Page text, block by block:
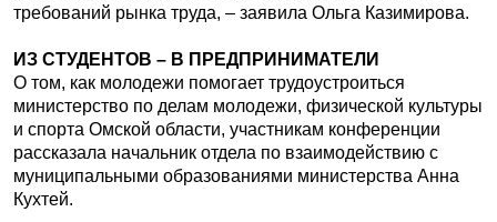
требований рынка труда, – заявила Ольга Казимирова.
ИЗ СТУДЕНТОВ – В ПРЕДПРИНИМАТЕЛИ
О том, как молодежи помогает трудоустроиться
министерство по делам молодежи, физической культуры
и спорта Омской области, участникам конференции
рассказала начальник отдела по взаимодействию с
муниципальными образованиями министерства Анна
Кухтей.